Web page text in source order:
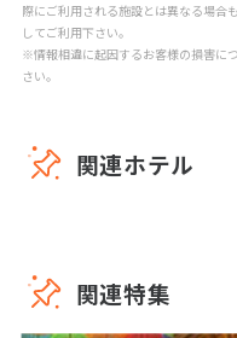
際にご利用される施設とは異なる場合
してご利用下さい。
※情報相違に起因するお客様の損害に
さい。
関連ホテル
関連特集